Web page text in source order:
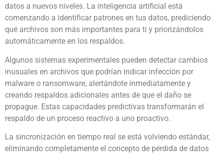
datos a nuevos niveles. La inteligencia artificial está
comenzando a identificar patrones en tus datos, prediciendo
qué archivos son más importantes para ti y priorizándolos
automáticamente en los respaldos.
Algunos sistemas experimentales pueden detectar cambios
inusuales en archivos que podrían indicar infección por
malware o ransomware, alertándote inmediatamente y
creando respaldos adicionales antes de que el daño se
propague. Estas capacidades predictivas transformarán el
respaldo de un proceso reactivo a uno proactivo.
La sincronización en tiempo real se está volviendo estándar,
eliminando completamente el concepto de pérdida de datos